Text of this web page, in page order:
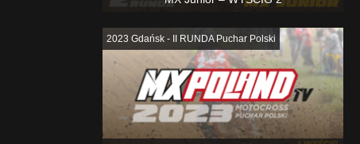
2023 Gdańsk - II RUNDA Puchar Polski